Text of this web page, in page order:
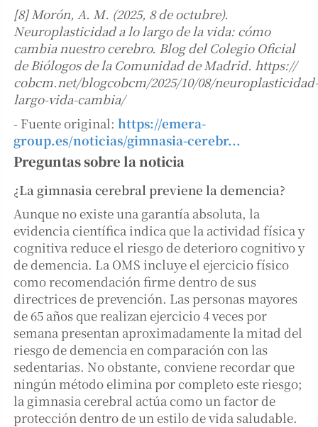
[8] Morón, A. M. (2025, 8 de octubre).
Neuroplasticidad a lo largo de la vida: cómo
cambia nuestro cerebro. Blog del Colegio Oficial
de Biólogos de la Comunidad de Madrid. https://
cobcm.net/blogcobcm/2025/10/08/neuroplasticidad-
largo-vida-cambia/
- Fuente original: https://emera-
group.es/noticias/gimnasia-cerebr...
Preguntas sobre la noticia
¿La gimnasia cerebral previene la demencia?
Aunque no existe una garantía absoluta, la
evidencia científica indica que la actividad física y
cognitiva reduce el riesgo de deterioro cognitivo y
de demencia. La OMS incluye el ejercicio físico
como recomendación firme dentro de sus
directrices de prevención. Las personas mayores
de 65 años que realizan ejercicio 4 veces por
semana presentan aproximadamente la mitad del
riesgo de demencia en comparación con las
sedentarias. No obstante, conviene recordar que
ningún método elimina por completo este riesgo;
la gimnasia cerebral actúa como un factor de
protección dentro de un estilo de vida saludable.